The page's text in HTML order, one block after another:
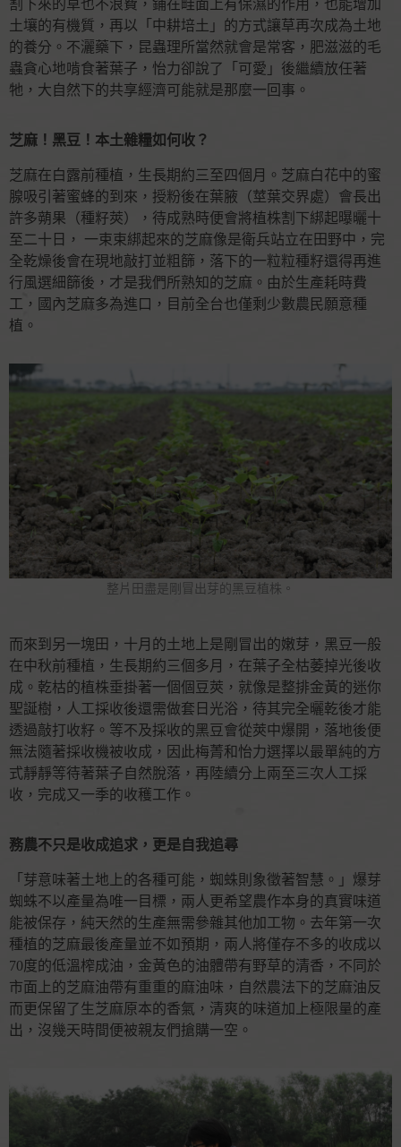
割下來的草也不浪費，鋪在畦面上有保濕的作用，也能增加
土壤的有機質，再以「中耕培土」的方式讓草再次成為土地
的養分。不灑藥下，昆蟲理所當然就會是常客，肥滋滋的毛
蟲貪心地啃食著葉子，怡力卻說了「可愛」後繼續放任著
牠，大自然下的共享經濟可能就是那麼一回事。
芝麻！黑豆！本土雜糧如何收？
芝麻在白露前種植，生長期約三至四個月。芝麻白花中的蜜
腺吸引著蜜蜂的到來，授粉後在葉腋（莖葉交界處）會長出
許多蒴果（種籽莢），待成熟時便會將植株割下綁起曝曬十
至二十日， 一束束綁起來的芝麻像是衛兵站立在田野中，完
全乾燥後會在現地敲打並粗篩，落下的一粒粒種籽還得再進
行風選細篩後，才是我們所熟知的芝麻。由於生產耗時費
工，國內芝麻多為進口，目前全台也僅剩少數農民願意種
植。
整片田盡是剛冒出芽的黑豆植株。
而來到另一塊田，十月的土地上是剛冒出的嫩芽，黑豆一般
在中秋前種植，生長期約三個多月，在葉子全枯萎掉光後收
成。乾枯的植株垂掛著一個個豆莢，就像是整排金黃的迷你
聖誕樹，人工採收後還需做套日光浴，待其完全曬乾後才能
透過敲打收籽。等不及採收的黑豆會從莢中爆開，落地後便
無法隨著採收機被收成，因此梅菁和怡力選擇以最單純的方
式靜靜等待著葉子自然脫落，再陸續分上兩至三次人工採
收，完成又一季的收穫工作。
務農不只是收成追求，更是自我追尋
「芽意味著土地上的各種可能，蜘蛛則象徵著智慧。」爆芽
蜘蛛不以產量為唯一目標，兩人更希望農作本身的真實味道
能被保存，純天然的生產無需參雜其他加工物。去年第一次
種植的芝麻最後產量並不如預期，兩人將僅存不多的收成以
70度的低溫榨成油，金黃色的油體帶有野草的清香，不同於
市面上的芝麻油帶有重重的麻油味，自然農法下的芝麻油反
而更保留了生芝麻原本的香氣，清爽的味道加上極限量的產
出，沒幾天時間便被親友們搶購一空。